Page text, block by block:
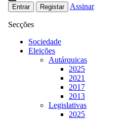
Entrar Registar Assinar
Secções
Sociedade
Eleições
Autárquicas
2025
2021
2017
2013
Legislativas
2025